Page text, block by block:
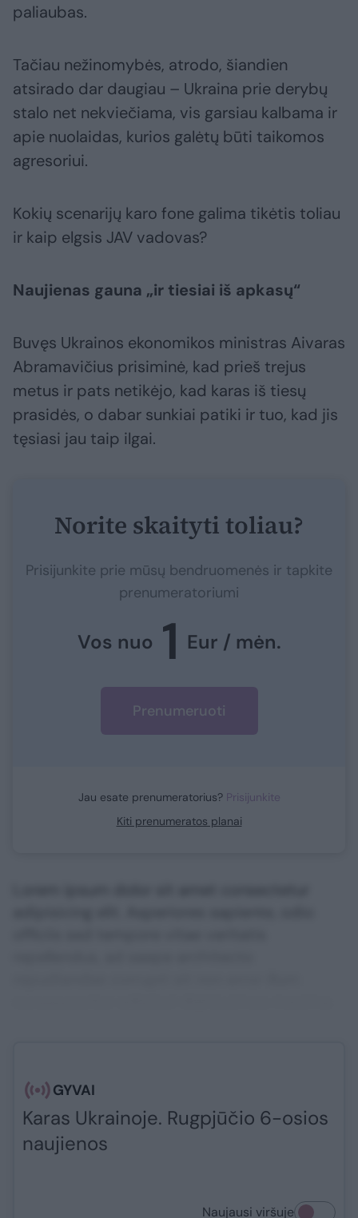
paliaubas.
Tačiau nežinomybės, atrodo, šiandien
atsirado dar daugiau – Ukraina prie derybų
stalo net nekviečiama, vis garsiau kalbama ir
apie nuolaidas, kurios galėtų būti taikomos
agresoriui.
Kokių scenarijų karo fone galima tikėtis toliau
ir kaip elgsis JAV vadovas?
Naujienas gauna „ir tiesiai iš apkasų“
Buvęs Ukrainos ekonomikos ministras Aivaras
Abramavičius prisiminė, kad prieš trejus
metus ir pats netikėjo, kad karas iš tiesų
prasidės, o dabar sunkiai patiki ir tuo, kad jis
tęsiasi jau taip ilgai.
Norite skaityti toliau?
Prisijunkite prie mūsų bendruomenės ir tapkite
prenumeratoriumi
Vos nuo 1 Eur / mėn.
Prenumeruoti
Jau esate prenumeratorius? Prisijunkite
Kiti prenumeratos planai
GYVAI
Karas Ukrainoje. Rugpjūčio 6-osios
naujienos
Naujausi viršuje